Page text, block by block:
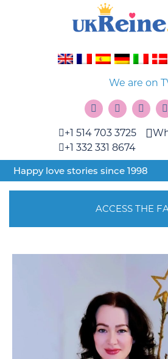
We are on
+1 514 703 3725
+1 332 331 8674
Happy love stories since 1998
ACCESS THE